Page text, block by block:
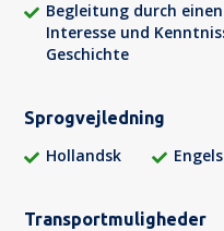
Begleitung durch
Interesse und
Geschichte
Sprogvejledning
Hollandsk
Transportmuligheder